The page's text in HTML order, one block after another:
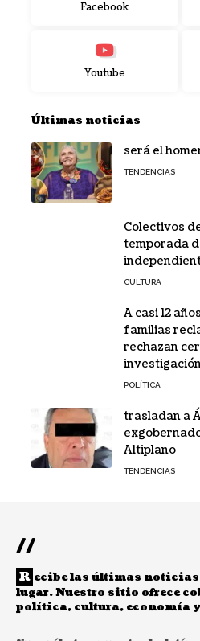
Facebook
Youtube
Últimas noticias
será el
TENDENCIAS
Colectivos
temporada
CULTURA
A casi 12
familias
rechazan
POLÍTICA
trasladan a
Altiplano
TENDENCIAS
//
R ecibe las últimas noticias
lugar. Nuestro sitio ofrece
política, cultura, economía